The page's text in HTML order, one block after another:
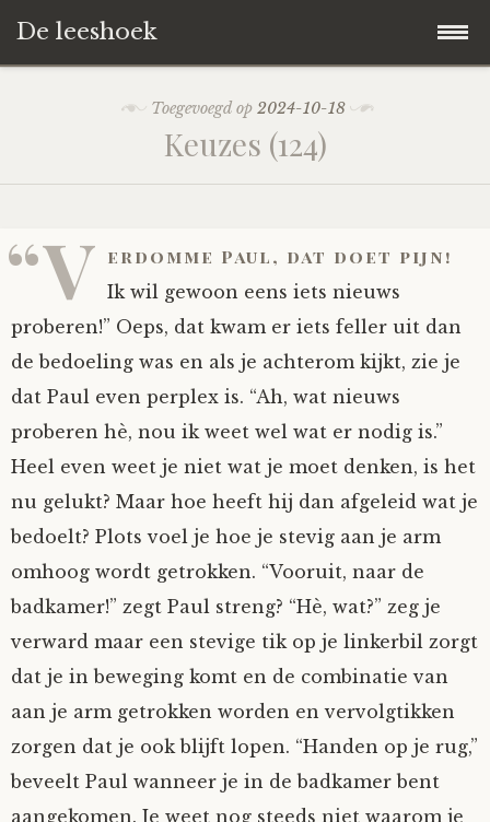
De leeshoek
Wie zijn we?
Het Biechthokje
Nieuw op de site
Woordenboek
De hele kast
Adventskalenders
Alternatieve straffen
Instrumenten
Op ontdekkingsreis
Posities
Spelletjes
HD-Archief
Het hele archief
Hoe geef je?
Hoe krijg je?
Instrumenten
Verhalen
Alle verhalen
Verhalen van De Leeshoek
Algae
aube
Ben Hands-on
Bill-A-Cook
Björn
Verhalen van de HD-site
Verhalen van Anne en Bill
Anne
Bill
Interactieve verhalen
Polls
Averechts
Mijn Account
Toegevoegd op2024-10-18
Keuzes (124)
“V erdomme Paul, dat doet pijn!
Ik wil gewoon eens iets nieuws
proberen!” Oeps, dat kwam er iets feller uit dan
de bedoeling was en als je achterom kijkt, zie je
dat Paul even perplex is. “Ah, wat nieuws
proberen hè, nou ik weet wel wat er nodig is.”
Heel even weet je niet wat je moet denken, is het
nu gelukt? Maar hoe heeft hij dan afgeleid wat je
bedoelt? Plots voel je hoe je stevig aan je arm
omhoog wordt getrokken. “Vooruit, naar de
badkamer!” zegt Paul streng? “Hè, wat?” zeg je
verward maar een stevige tik op je linkerbil zorgt
dat je in beweging komt en de combinatie van
aan je arm getrokken worden en vervolgtikken
zorgen dat je ook blijft lopen. “Handen op je rug,”
beveelt Paul wanneer je in de badkamer bent
aangekomen. Je weet nog steeds niet waarom je